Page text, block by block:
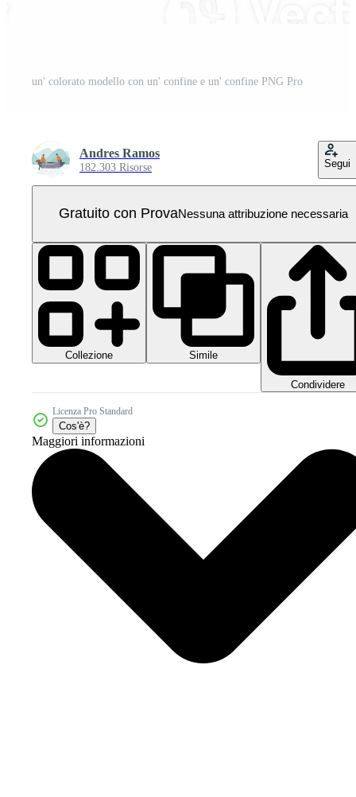
un' colorato modello con un' confine e un' confine PNG Pro
Andres Ramos
182.303 Risorse Segui
Gratuito con ProvaNessuna attribuzione necessaria
Collezione Simile
Condividere
Licenza Pro Standard
Cos'è?
Maggiori informazioni